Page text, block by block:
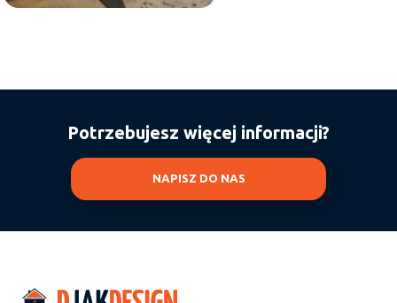
Potrzebujesz więcej informacji?
NAPISZ DO NAS